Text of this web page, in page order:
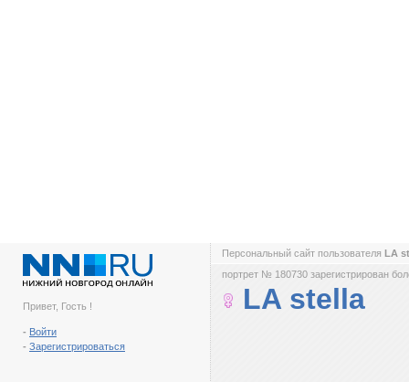
Привет, Гость !
- Войти
- Зарегистрироваться
Персональный сайт пользователя LA
портрет № 180730 зарегистрирован
LA stella